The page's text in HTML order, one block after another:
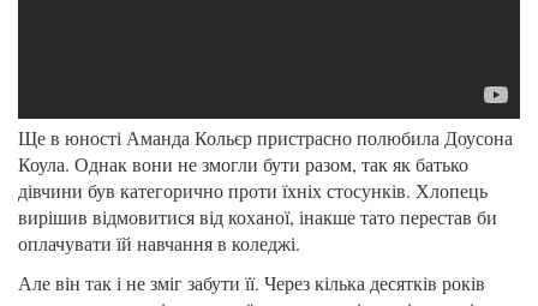
Ще в юності Аманда Кольєр пристрасно полюбила Доусона
Коула. Однак вони не змогли бути разом, так як батько
дівчини був категорично проти їхніх стосунків. Хлопець
вирішив відмовитися від коханої, інакше тато перестав би
оплачувати їй навчання в коледжі.
Але він так і не зміг забути її. Через кілька десятків років